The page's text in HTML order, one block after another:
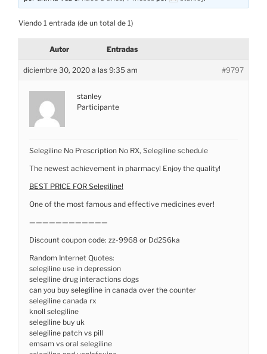
Viendo 1 entrada (de un total de 1)
Autor Entradas
diciembre 30, 2020 a las 9:35 am #9797
stanley
Participante
Selegiline No Prescription No RX, Selegiline schedule
The newest achievement in pharmacy! Enjoy the quality!
BEST PRICE FOR Selegiline!
One of the most famous and effective medicines ever!
————————————
Discount coupon code: zz-9968 or Dd2S6ka
Random Internet Quotes:
selegiline use in depression
selegiline drug interactions dogs
can you buy selegiline in canada over the counter
selegiline canada rx
knoll selegiline
selegiline buy uk
selegiline patch vs pill
emsam vs oral selegiline